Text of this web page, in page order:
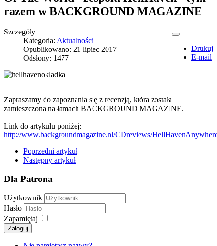
razem w BACKGROUND MAGAZINE
Drukuj
E-mail
Szczegóły
Kategoria: Aktualności
Opublikowano: 21 lipiec 2017
Odsłony: 1477
Zapraszamy do zapoznania się z recenzją, która została
zamieszczona na łamach BACKGROUND MAGAZINE.
Link do artykułu poniżej:
http://www.backgroundmagazine.nl/CDreviews/
Poprzedni artykuł
Następny artykuł
Dla Patrona
Użytkownik
Hasło
Zapamiętaj
Zaloguj